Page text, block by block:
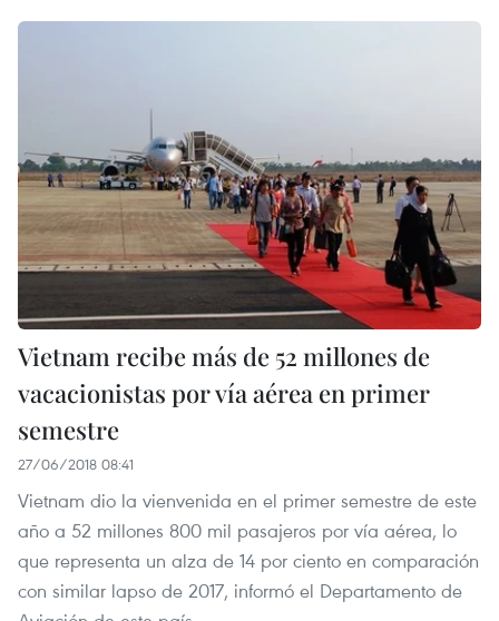
Vietnam recibe más de 52 millones de
vacacionistas por vía aérea en primer
semestre
27/06/2018 08:41
Vietnam dio la vienvenida en el primer semestre de este
año a 52 millones 800 mil pasajeros por vía aérea, lo
que representa un alza de 14 por ciento en comparación
con similar lapso de 2017, informó el Departamento de